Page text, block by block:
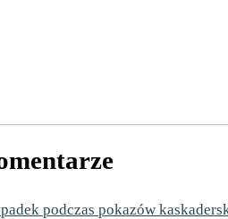
podczas pokazów